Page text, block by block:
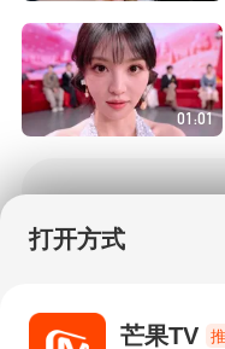
01:01
打开方式
芒果TV